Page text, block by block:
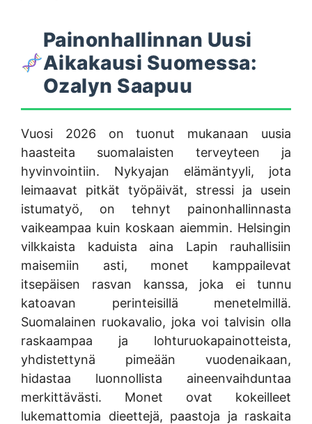
Painonhallinnan Uusi
Aikakausi Suomessa:
Ozalyn Saapuu
Vuosi 2026 on tuonut mukanaan uusia
haasteita suomalaisten terveyteen ja
hyvinvointiin. Nykyajan elämäntyyli, jota
leimaavat pitkät työpäivät, stressi ja usein
istumatyö, on tehnyt painonhallinnasta
vaikeampaa kuin koskaan aiemmin. Helsingin
vilkkaista kaduista aina Lapin rauhallisiin
maisemiin asti, monet kamppailevat
itsepäisen rasvan kanssa, joka ei tunnu
katoavan perinteisillä menetelmillä.
Suomalainen ruokavalio, joka voi talvisin olla
raskaampaa ja lohturuokapainotteista,
yhdistettynä pimeään vuodenaikaan,
hidastaa luonnollista aineenvaihduntaa
merkittävästi. Monet ovat kokeilleet
lukemattomia dieettejä, paastoja ja raskaita